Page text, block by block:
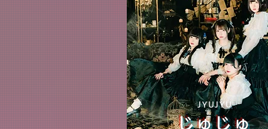
JYUJYU
じゅじゅ